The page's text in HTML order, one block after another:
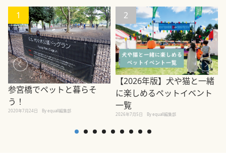
1
参宮橋でペットと暮らそ
う！
2020年7月24日 By equall編集部
2
【2026年版】犬や猫と一緒
に楽しめるペットイベント
一覧
2026年7月5日 By equall編集部